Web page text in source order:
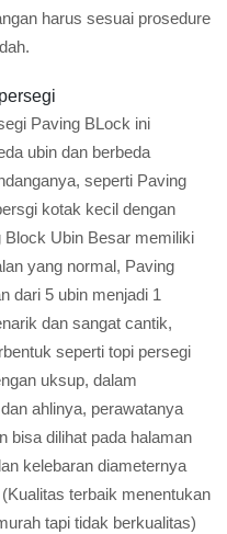
harus sesuai prosedure
Paving BLock ini
ubin dan berbeda
seperti Paving
kotak kecil dengan
Block Ubin Besar memiliki
yang normal, Paving
dari 5 ubin menjadi 1
dan sangat cantik,
seperti topi persegi
uksup, dalam
ahlinya, perawatanya
bisa dilihat pada halaman
kelebaran diameternya
terbaik menentukan
tapi tidak berkualitas)